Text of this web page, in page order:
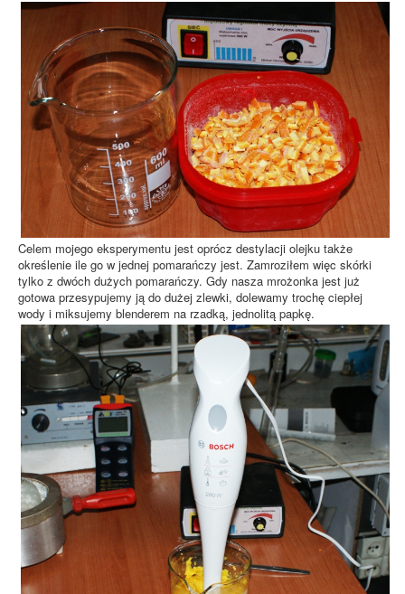
Celem mojego eksperymentu jest oprócz destylacji olejku także
określenie ile go w jednej pomarańczy jest. Zamroziłem więc skórki
tylko z dwóch dużych pomarańczy. Gdy nasza mrożonka jest już
gotowa przesypujemy ją do dużej zlewki, dolewamy trochę ciepłej
wody i miksujemy blenderem na rzadką, jednolitą papkę.